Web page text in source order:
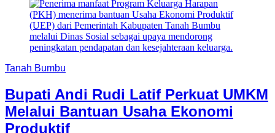
Tanah Bumbu
Bupati Andi Rudi Latif Perkuat UMKM
Melalui Bantuan Usaha Ekonomi
Produktif